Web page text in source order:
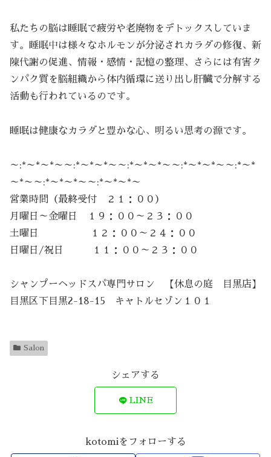
私たちの脳は睡眠で疲労や老廃物をデトックスしていま
す。睡眠中は様々なホルモンが分泌されカラダの修復、新
陳代謝の促進、情報・感情・記憶の整理、さらには有害タ
ンパク質を脳組織から体内循環に送り出し肝臓で分解する
活動も行われているのです。
睡眠は健康なカラダと豊かな心、明るい思考の源です。
～:*～*～*～～:*～*～*～～:*～*～*～～:*～*～*～～:*～*
～*～～:*～*～*～～:*～*～*～
営業時間（最終受付 ２１：００）
月曜日～金曜日 １９：００～２３：００
土曜日 １２：００～２４：００
日曜日/祝日 １１：００～２３：００
シャンプーヘッドスパ専門サロン 【休息の庭 目黒店】
目黒区下目黒2-18-15 キャトルセゾン１０１
Salon
シェアする
LINE
kotomiをフォローする